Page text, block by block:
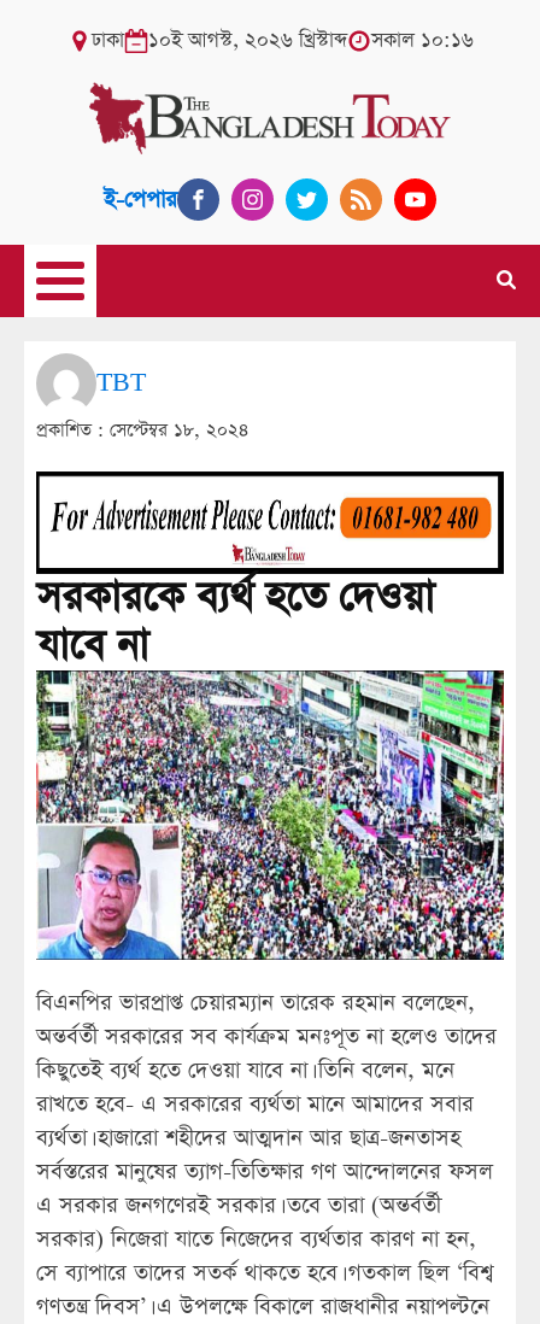
ঢাকা ১০ই আগস্ট, ২০২৬ খ্রিস্টাব্দ সকাল ১০:১৬
ই-পেপার
TBT
প্রকাশিত : সেপ্টেম্বর ১৮, ২০২৪
সরকারকে ব্যর্থ হতে দেওয়া
যাবে না
বিএনপির ভারপ্রাপ্ত চেয়ারম্যান তারেক রহমান বলেছেন,
অন্তর্বর্তী সরকারের সব কার্যক্রম মনঃপূত না হলেও তাদের
কিছুতেই ব্যর্থ হতে দেওয়া যাবে না। তিনি বলেন, মনে
রাখতে হবে- এ সরকারের ব্যর্থতা মানে আমাদের সবার
ব্যর্থতা। হাজারো শহীদের আত্মদান আর ছাত্র-জনতাসহ
সর্বস্তরের মানুষের ত্যাগ-তিতিক্ষার গণ আন্দোলনের ফসল
এ সরকার জনগণেরই সরকার। তবে তারা (অন্তর্বর্তী
সরকার) নিজেরা যাতে নিজেদের ব্যর্থতার কারণ না হন,
সে ব্যাপারে তাদের সতর্ক থাকতে হবে। গতকাল ছিল ‘বিশ্ব
গণতন্ত্র দিবস’। এ উপলক্ষে বিকালে রাজধানীর নয়াপল্টনে